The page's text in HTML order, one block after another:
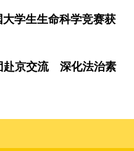
学生生命科学竞赛获
赴京交流 深化法治素